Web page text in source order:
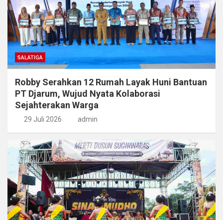
SALATIGA
Robby Serahkan 12 Rumah Layak Huni Bantuan
PT Djarum, Wujud Nyata Kolaborasi
Sejahterakan Warga
29 Juli 2026 admin